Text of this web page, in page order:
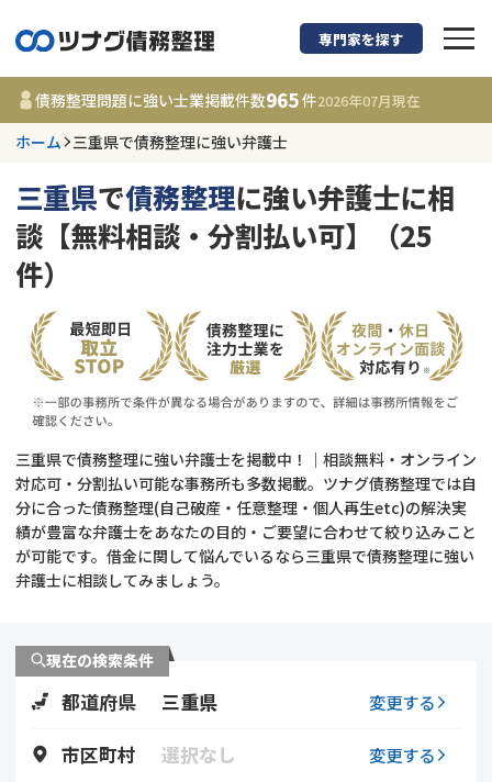
債務整理に強い弁
事務所 965
件
更新日 :2026年07月31日
相談内容で探す
借金返済相談・交渉
時効援用
会社破産・法人破産
費用相場
債務整理
個人再生（民事再生）
専門家を探す
債務整理問題に強い士業掲載件数965件2026年07月現在
ホーム 三重県で債務整理に強い弁護士
三重県で債務整理に強い弁護士に相
談【無料相談・分割払い可】（25
件）
三重県で債務整理に強い弁護士を掲載中！｜相談無料・オンライン
対応可・分割払い可能な事務所も多数掲載。ツナグ債務整理では自
分に合った債務整理(自己破産・任意整理・個人再生etc)の解決実
績が豊富な弁護士をあなたの目的・ご要望に合わせて絞り込みこと
が可能です。借金に関して悩んでいるなら三重県で債務整理に強い
弁護士に相談してみましょう。
現在の検索条件
都道府県 三重県 変更する
市区町村 選択なし 変更する